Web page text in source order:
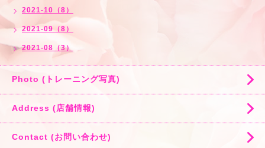
2021-10（8）
2021-09（8）
2021-08（3）
Photo (トレーニング写真)
Address (店舗情報)
Contact (お問い合わせ)